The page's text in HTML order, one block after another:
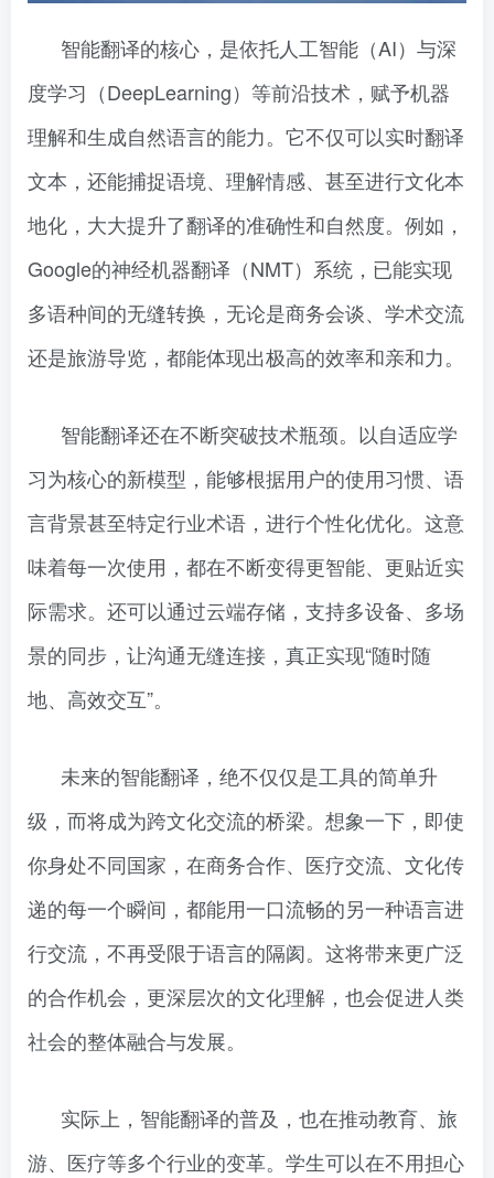
智能翻译的核心，是依托人工智能（AI）与深
度学习（DeepLearning）等前沿技术，赋予机器
理解和生成自然语言的能力。它不仅可以实时翻译
文本，还能捕捉语境、理解情感、甚至进行文化本
地化，大大提升了翻译的准确性和自然度。例如，
Google的神经机器翻译（NMT）系统，已能实现
多语种间的无缝转换，无论是商务会谈、学术交流
还是旅游导览，都能体现出极高的效率和亲和力。
智能翻译还在不断突破技术瓶颈。以自适应学
习为核心的新模型，能够根据用户的使用习惯、语
言背景甚至特定行业术语，进行个性化优化。这意
味着每一次使用，都在不断变得更智能、更贴近实
际需求。还可以通过云端存储，支持多设备、多场
景的同步，让沟通无缝连接，真正实现“随时随
地、高效交互”。
未来的智能翻译，绝不仅仅是工具的简单升
级，而将成为跨文化交流的桥梁。想象一下，即使
你身处不同国家，在商务合作、医疗交流、文化传
递的每一个瞬间，都能用一口流畅的另一种语言进
行交流，不再受限于语言的隔阂。这将带来更广泛
的合作机会，更深层次的文化理解，也会促进人类
社会的整体融合与发展。
实际上，智能翻译的普及，也在推动教育、旅
游、医疗等多个行业的变革。学生可以在不用担心